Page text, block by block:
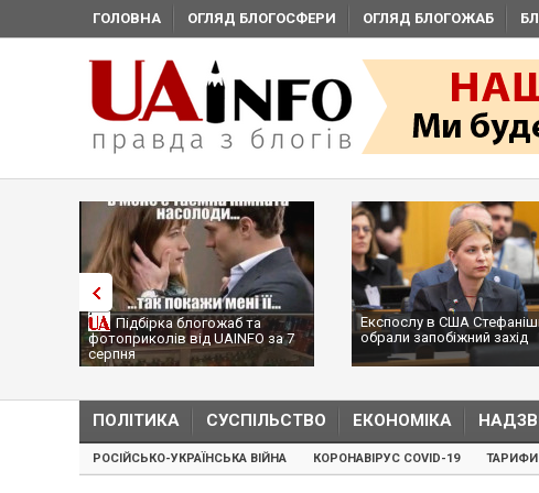
ГОЛОВНА ОГЛЯД БЛОГОСФЕРИ ОГЛЯД БЛОГОЖАБ
Підбірка блогожаб та
фотоприколів від UAINFO за 7
серпня
Експослу в США
обрали запобіжний захід
ПОЛІТИКА СУСПІЛЬСТВО ЕКОНОМІКА
РОСІЙСЬКО-УКРАЇНСЬКА ВІЙНА КОРОНАВІРУС COVID-19 ТАРИФИ